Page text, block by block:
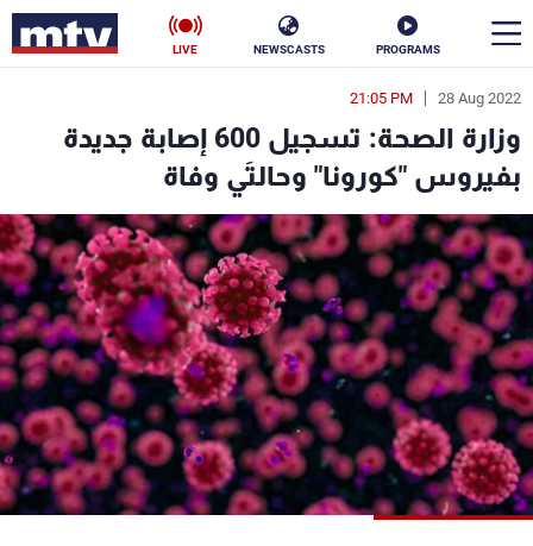
PROGRAMS
NEWSCASTS
LIVE
28 Aug 2022
21:05 PM
وزارة الصحة: تسجيل 600 إصابة جديدة
بفيروس "كورونا" وحالتَي وفاة
en
الأخبار
سياسة ناس
إقتصاد فن
منوعات رياضة
كأس العالم
البرامج
جدول البرامج